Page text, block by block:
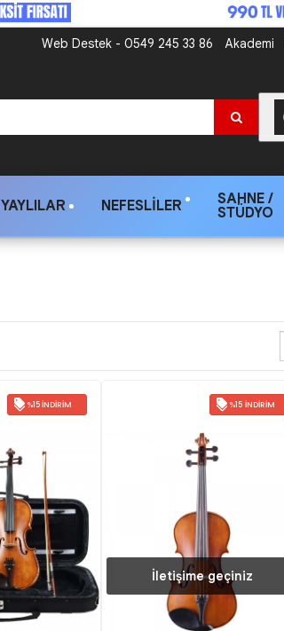
Web Destek - 0549 245 33 86 Akademi
YAYLILAR NEFESLILER
SAHNE /
STÜDYO
%15 İNDIRIM %15 İNDIRIM
İletişime geçiniz